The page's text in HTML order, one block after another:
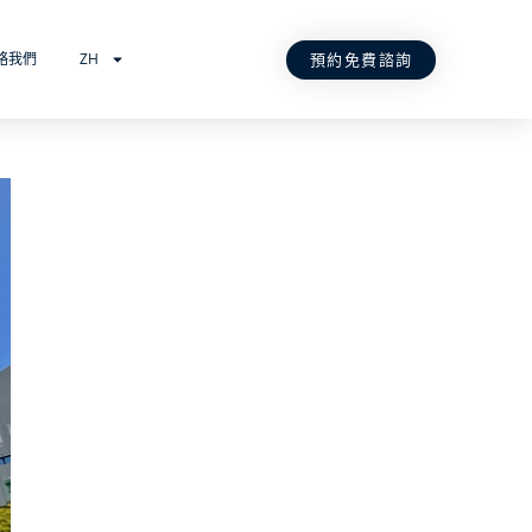
我們 ZH 預約免費諮詢